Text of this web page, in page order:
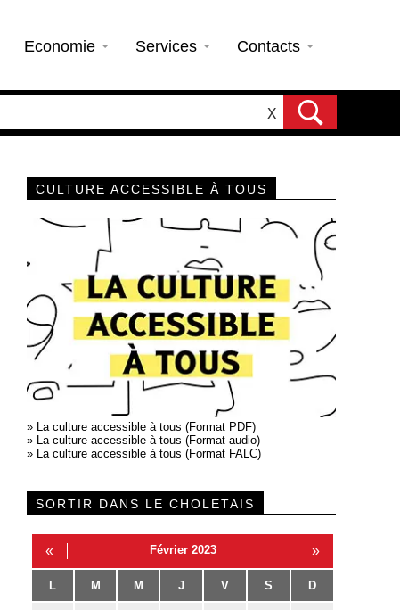
Economie Services Contacts
X
CULTURE ACCESSIBLE À TOUS
» La culture accessible à tous (Format PDF)
» La culture accessible à tous (Format audio)
» La culture accessible à tous (Format FALC)
SORTIR DANS LE CHOLETAIS
« Février 2023 »
L M M J V S D